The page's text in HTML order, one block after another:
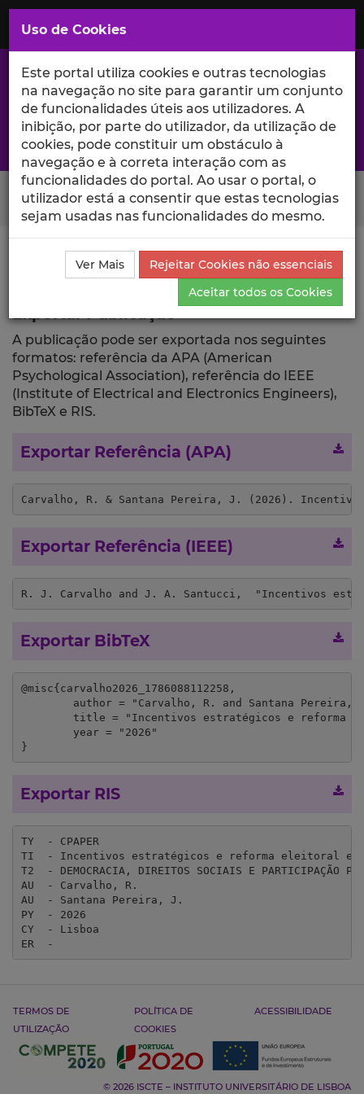
Saltar
para
Conteúdo
Principal
A excelência da investigação e ciência no Iscte
Search Button
Ciência_Iscte Comunicações
Descrição Detalhada
da Comunicação
Exportar
A publicação pode ser exportada nos seguintes
formatos: referência da APA (American
Psychological Association), referência do IEEE
(Institute of Electrical and Electronics Engineers),
BibTeX e RIS.
Exportar Referência (APA)
Carvalho, R. & Santana Pereira, J. (2026).
Exportar Referência (IEEE)
R. J. Carvalho and J. A. Santucci,  "Incentivos
Exportar BibTeX
@misc{carvalho2026_1786088112258,
}
Exportar RIS
TY  - CPAPER
TI  - Incentivos estratégicos e reforma eleitoral em
T2  - DEMOCRACIA, DIREITOS SOCIAIS E PARTICIPAÇÃO
AU  - Carvalho, R.
AU  - Santana Pereira, J.
PY  - 2026
CY  - Lisboa
ER  -
TERMOS DE
UTILIZAÇÃO
POLÍTICA DE
COOKIES
ACESSIBILIDADE
© 2026 ISCTE – INSTITUTO UNIVERSITÁRIO DE LISBOA
Uso de Cookies
Este portal utiliza cookies e outras tecnologias
na navegação no site para garantir um conjunto
de funcionalidades úteis aos utilizadores. A
inibição, por parte do utilizador, da utilização de
cookies, pode constituir um obstáculo à
navegação e à correta interação com as
funcionalidades do portal. Ao usar o portal, o
utilizador está a consentir que estas tecnologias
sejam usadas nas funcionalidades do mesmo.
Ver Mais
Rejeitar Cookies não essenciais
Aceitar todos os Cookies